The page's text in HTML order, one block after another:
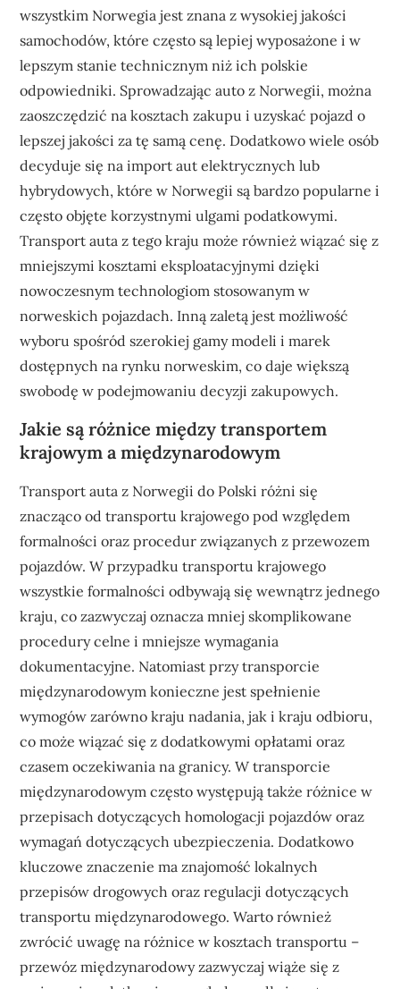
wszystkim Norwegia jest znana z wysokiej jakości
samochodów, które często są lepiej wyposażone i w
lepszym stanie technicznym niż ich polskie
odpowiedniki. Sprowadzając auto z Norwegii, można
zaoszczędzić na kosztach zakupu i uzyskać pojazd o
lepszej jakości za tę samą cenę. Dodatkowo wiele osób
decyduje się na import aut elektrycznych lub
hybrydowych, które w Norwegii są bardzo popularne i
często objęte korzystnymi ulgami podatkowymi.
Transport auta z tego kraju może również wiązać się z
mniejszymi kosztami eksploatacyjnymi dzięki
nowoczesnym technologiom stosowanym w
norweskich pojazdach. Inną zaletą jest możliwość
wyboru spośród szerokiej gamy modeli i marek
dostępnych na rynku norweskim, co daje większą
swobodę w podejmowaniu decyzji zakupowych.
Jakie są różnice między transportem
krajowym a międzynarodowym
Transport auta z Norwegii do Polski różni się
znacząco od transportu krajowego pod względem
formalności oraz procedur związanych z przewozem
pojazdów. W przypadku transportu krajowego
wszystkie formalności odbywają się wewnątrz jednego
kraju, co zazwyczaj oznacza mniej skomplikowane
procedury celne i mniejsze wymagania
dokumentacyjne. Natomiast przy transporcie
międzynarodowym konieczne jest spełnienie
wymogów zarówno kraju nadania, jak i kraju odbioru,
co może wiązać się z dodatkowymi opłatami oraz
czasem oczekiwania na granicy. W transporcie
międzynarodowym często występują także różnice w
przepisach dotyczących homologacji pojazdów oraz
wymagań dotyczących ubezpieczenia. Dodatkowo
kluczowe znaczenie ma znajomość lokalnych
przepisów drogowych oraz regulacji dotyczących
transportu międzynarodowego. Warto również
zwrócić uwagę na różnice w kosztach transportu –
przewóz międzynarodowy zazwyczaj wiąże się z